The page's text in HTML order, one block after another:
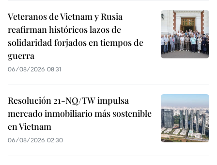
Veteranos de Vietnam y Rusia
reafirman históricos lazos de
solidaridad forjados en tiempos de
guerra
06/08/2026 08:31
Resolución 21-NQ/TW impulsa
mercado inmobiliario más sostenible
en Vietnam
06/08/2026 02:30